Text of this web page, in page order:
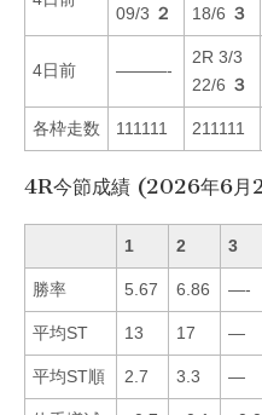
09/3 ２
18/6 ３
4日前 ———-
2R 3/3
22/6 ３
各枠走数 111111 211111
4R今節成績 (2026年6月
1 2 3
勝率 5.67 6.86 —-
平均ST 13 17 —
平均ST順 2.7 3.3 —